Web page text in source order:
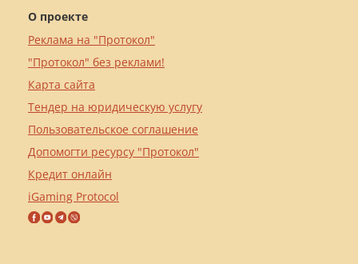
О проекте
Реклама на "Протокол"
"Протокол" без реклами!
Карта сайта
Тендер на юридическую услугу
Пользовательское соглашение
Допомогти ресурсу "Протокол"
Кредит онлайн
iGaming Protocol